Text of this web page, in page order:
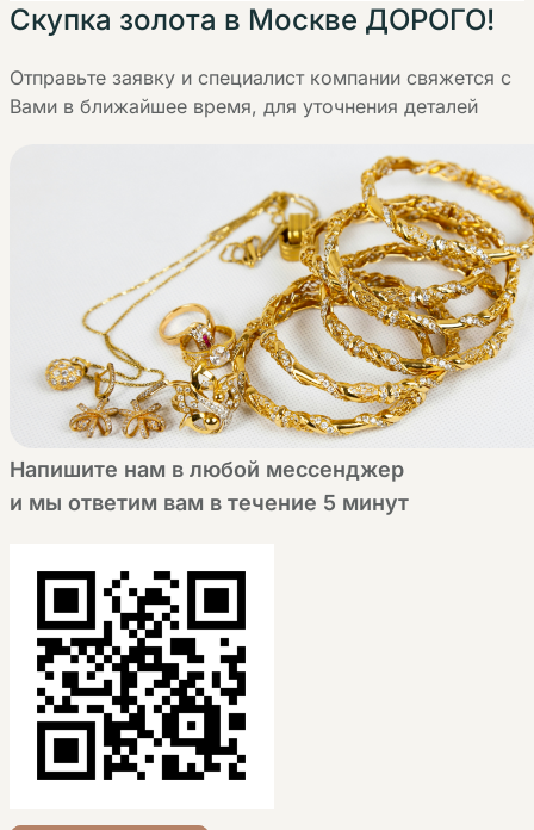
Скупка золота в Москве ДОРОГО!
Отправьте заявку и специалист компании свяжется с
Вами в ближайшее время, для уточнения деталей
Напишите нам в любой мессенджер
и мы ответим вам в течение 5 минут